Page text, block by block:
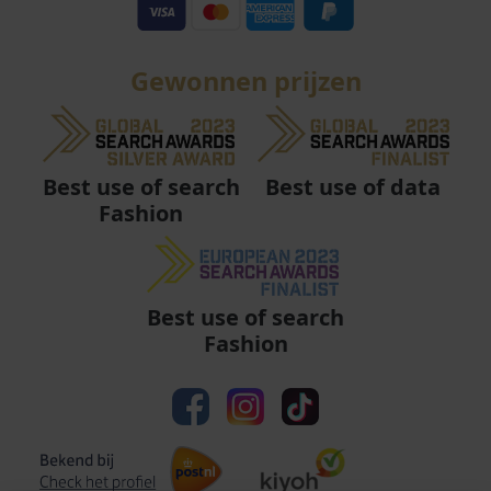
Gewonnen prijzen
Best use of search
Fashion
Best use of data
Best use of search
Fashion